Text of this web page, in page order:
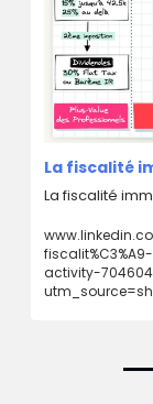
La fiscalité
La fiscalité
activity-